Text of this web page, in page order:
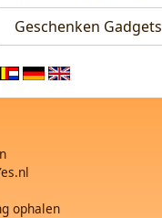
Geschenken Gadgets
ophalen